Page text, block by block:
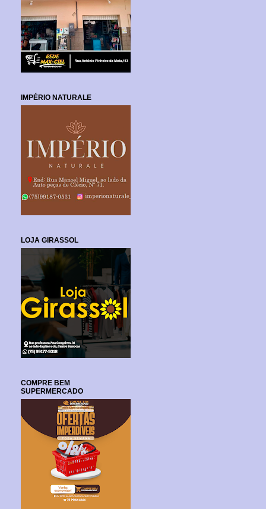
IMPÉRIO NATURALE
LOJA GIRASSOL
COMPRE BEM
SUPERMERCADO